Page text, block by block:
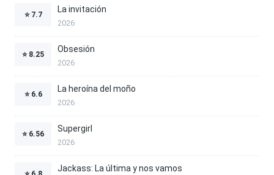
⭐ 7.7
La invitación
2026
⭐ 8.25
Obsesión
2026
⭐ 6.6
La heroína del moño
2026
⭐ 6.56
Supergirl
2026
Jackass: La última y nos vamos